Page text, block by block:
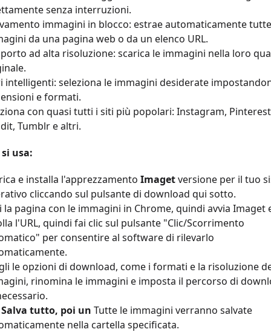
senza interruzioni.
immagini in blocco: estrae automaticamente
da una pagina web o da un elenco URL.
ad alta risoluzione: scarica le immagini nella loro
intelligenti: seleziona le immagini desiderate
e formati.
con quasi tutti i siti più popolari: Instagram,
Tumblr e altri.
usa:
e installa l'apprezzamento Imagetversione per il tuo
cliccando sul pulsante di download qui sotto.
la pagina con le immagini in Chrome, quindi avvia Imaget
l'URL, quindi fai clic sul pulsante "Clic/Scorrimento
per consentire al software di rilevarlo
le opzioni di download, come i formati e la risoluzione
rinomina le immagini e imposta il percorso di
Salva tutto, poi un Tutte le immagini verranno salvate
nella cartella specificata.